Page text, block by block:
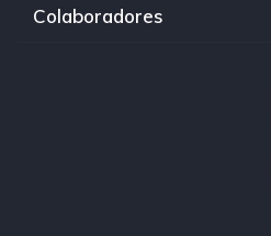
Colaboradores